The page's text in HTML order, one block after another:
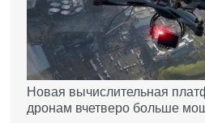
Новая вычислительная
дронам вчетверо больше